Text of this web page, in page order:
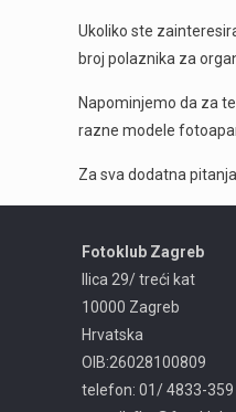
Ukoliko ste
broj polaznika za
Napominjemo da za
razne modele
Za sva dodatna
Fotoklub Zagreb
Ilica 29/ treći kat
10000 Zagreb
Hrvatska
OIB:26028100809
telefon: 01/ 4833-359